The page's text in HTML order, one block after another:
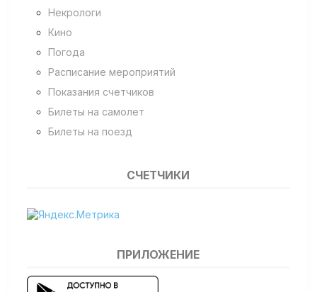
Некрологи
Кино
Погода
Расписание мероприятий
Показания счетчиков
Билеты на самолет
Билеты на поезд
СЧЕТЧИКИ
ПРИЛОЖЕНИЕ